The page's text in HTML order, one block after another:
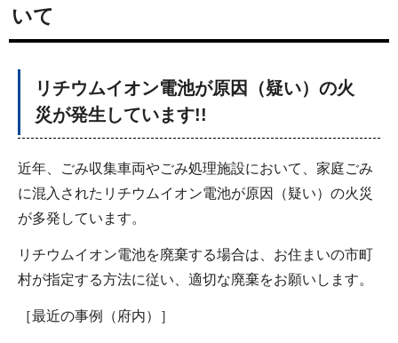
いて
リチウムイオン電池が原因（疑い）の火
災が発生しています!!
近年、ごみ収集車両やごみ処理施設において、家庭ごみ
に混入されたリチウムイオン電池が原因（疑い）の火災
が多発しています。
リチウムイオン電池を廃棄する場合は、お住まいの市町
村が指定する方法に従い、適切な廃棄をお願いします。
［最近の事例（府内）］